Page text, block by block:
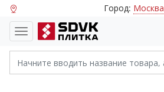
Город: Москва